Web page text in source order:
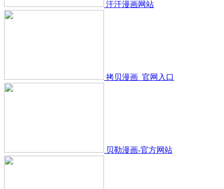
汗汗漫画网站
拷贝漫画_官网入口
贝勒漫画-官方网站